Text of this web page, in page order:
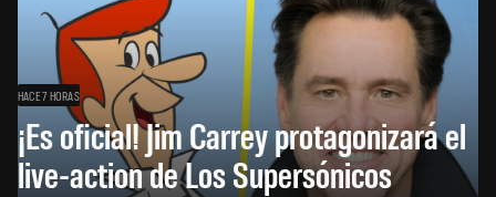
HACE 7 HORAS
¡Es oficial! Jim Carrey protagonizará el
live-action de Los Supersónicos